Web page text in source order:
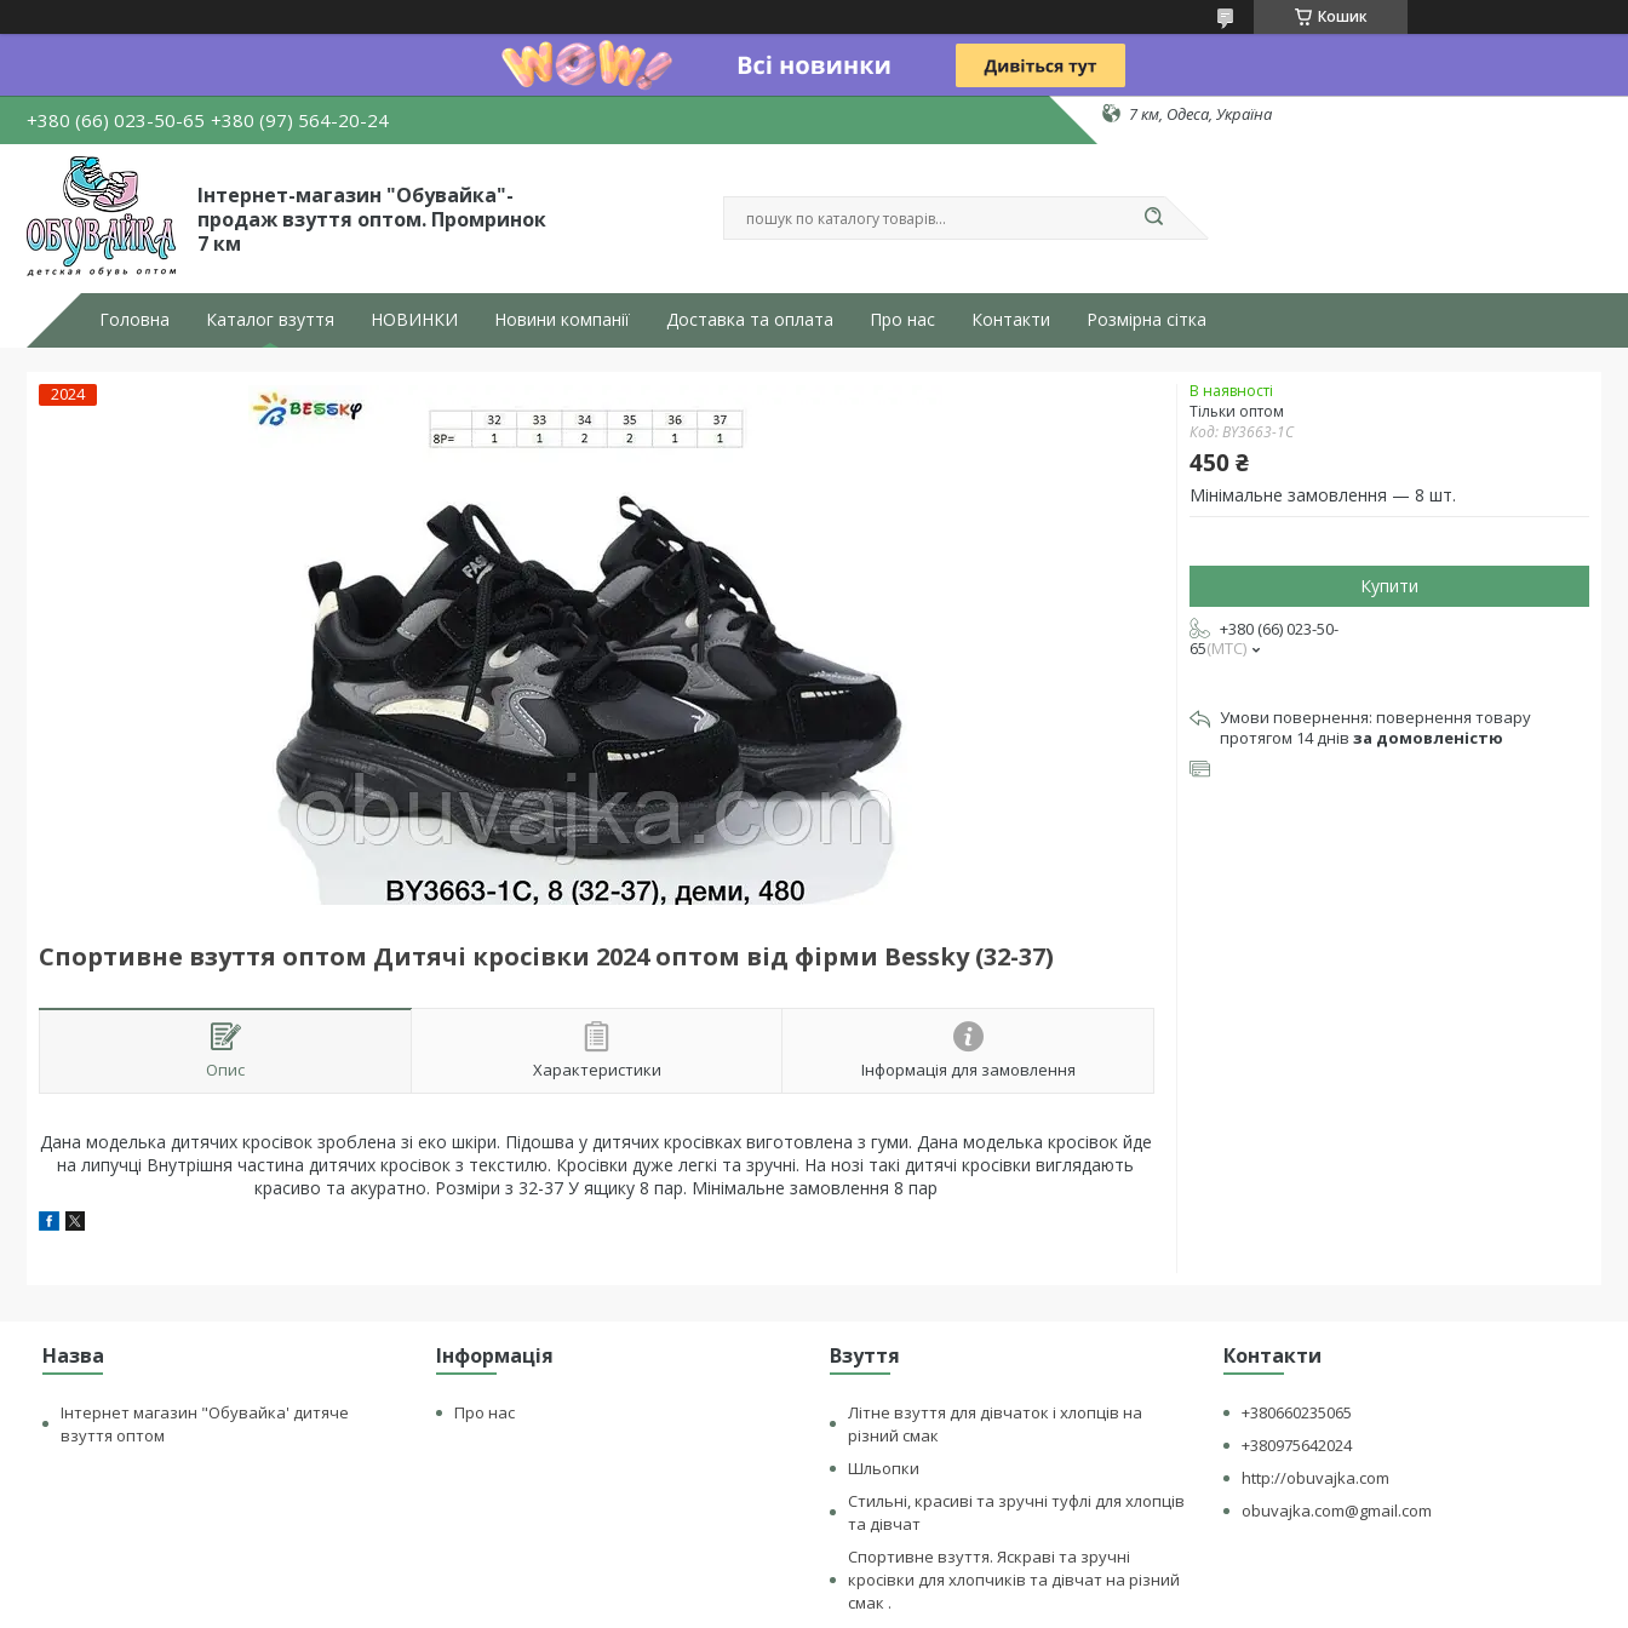
Кошик
+380 (66) 023-50-65 +380 (97) 564-20-24 7 км, Одеса, Україна
Інтернет-магазин "Обувайка"-
продаж взуття оптом. Промринок
7 км
Головна Каталог взуття НОВИНКИ Новини компанії Доставка та оплата Про нас Контакти Розмірна сітка
2024
Спортивне взуття оптом Дитячі кросівки 2024 оптом від фірми Bessky (32-37)
Опис Характеристики Інформація для замовлення
Дана моделька дитячих кросівок зроблена зі еко шкіри. Підошва у дитячих кросівках виготовлена ​​з гуми. Дана моделька кросівок йде
на липучці Внутрішня частина дитячих кросівок з текстилю. Кросівки дуже легкі та зручні. На нозі такі дитячі кросівки виглядають
красиво та акуратно. Розміри з 32-37 У ящику 8 пар. Мінімальне замовлення 8 пар
В наявності
Тільки оптом
Код:BY3663-1C
450 ₴
Мінімальне замовлення — 8 шт.
Купити
+380 (66) 023-50-
65 МТС
повернення товару
протягом 14 днів за домовленістю
Назва
Інтернет магазин "Обувайка' дитяче
взуття оптом
Інформація
Про нас
Взуття
Літне взуття для дівчаток і хлопців на
різний смак
Шльопки
Стильні, красиві та зручні туфлі для хлопців
та дівчат
Спортивне взуття. Яскраві та зручні
кросівки для хлопчиків та дівчат на різний
смак .
Контакти
+380660235065
+380975642024
http://obuvajka.com
obuvajka.com@gmail.com